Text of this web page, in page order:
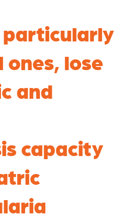
particularly
ones, lose
and
capacity